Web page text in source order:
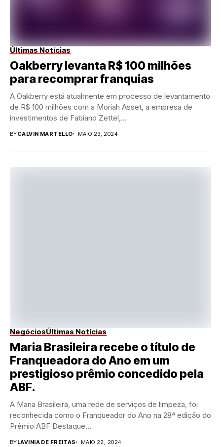
Últimas Notícias
Oakberry levanta R$ 100 milhões
para recomprar franquias
A Oakberry está atualmente em processo de levantamento
de R$ 100 milhões com a Moriah Asset, a empresa de
investimentos de Fabiano Zettel,...
BYCALVIN MARTELLO MAIO 23, 2024
NegóciosÚltimas Notícias
Maria Brasileira recebe o título de
Franqueadora do Ano em um
prestigioso prêmio concedido pela
ABF.
A Maria Brasileira, uma rede de serviços de limpeza, foi
reconhecida como o Franqueador do Ano na 28ª edição do
Prêmio ABF Destaque...
BYLAVINIA DE FREITAS MAIO 22, 2024